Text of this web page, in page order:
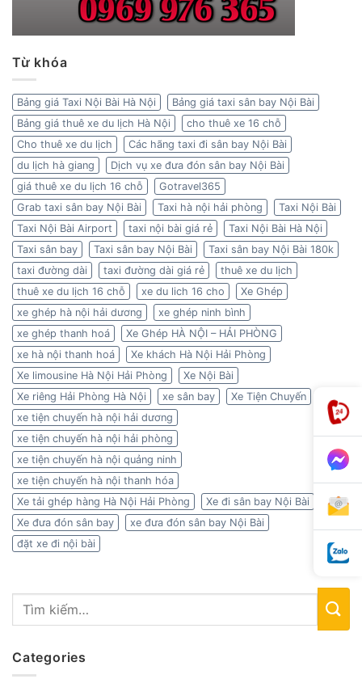
Từ khóa
Bảng giá Taxi Nội Bài Hà Nội
Bảng giá taxi sân bay Nội Bài
Bảng giá thuê xe du lịch Hà Nội
cho thuê xe 16 chỗ
Cho thuê xe du lịch
Các hãng taxi đi sân bay Nội Bài
du lịch hà giang
Dịch vụ xe đưa đón sân bay Nội Bài
giá thuê xe du lịch 16 chỗ
Gotravel365
Grab taxi sân bay Nội Bài
Taxi hà nội hải phòng
Taxi Nội Bài
Taxi Nội Bài Airport
taxi nội bài giá rẻ
Taxi Nội Bài Hà Nội
Taxi sân bay
Taxi sân bay Nội Bài
Taxi sân bay Nội Bài 180k
taxi đường dài
taxi đường dài giá rẻ
thuê xe du lịch
thuê xe du lịch 16 chỗ
xe du lich 16 cho
Xe Ghép
xe ghép hà nội hải dương
xe ghép ninh bình
xe ghép thanh hoá
Xe Ghép HÀ NỘI – HẢI PHÒNG
xe hà nội thanh hoá
Xe khách Hà Nội Hải Phòng
Xe limousine Hà Nội Hải Phòng
Xe Nội Bài
Xe riêng Hải Phòng Hà Nội
xe sân bay
Xe Tiện Chuyến
xe tiện chuyến hà nội hải dương
xe tiện chuyến hà nội hải phòng
xe tiện chuyến hà nội quảng ninh
xe tiện chuyến hà nội thanh hóa
Xe tải ghép hàng Hà Nội Hải Phòng
Xe đi sân bay Nội Bài
Xe đưa đón sân bay
xe đưa đón sân bay Nội Bài
đặt xe đi nội bài
Categories